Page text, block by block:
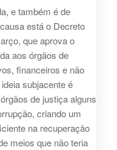
e também é de
está o Decreto
que aprova o
aos órgãos de
financeiros e não
subjacente é
de justiça alguns
criando um
na recuperação
meios que não teria